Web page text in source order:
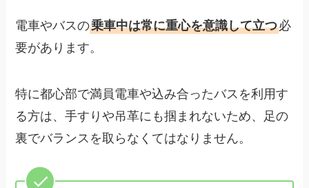
電車やバスの乗車中は常に重心を意識して立つ必
要があります。
特に都心部で満員電車や込み合ったバスを利用す
る方は、手すりや吊革にも掴まれないため、足の
裏でバランスを取らなくてはなりません。